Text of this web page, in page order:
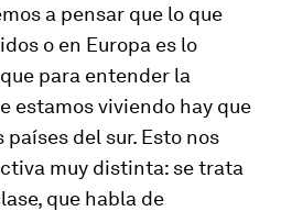
a pensar que lo que
o en Europa es lo
para entender la
estamos viviendo hay que
del sur. Esto nos
muy distinta: se trata
que habla de